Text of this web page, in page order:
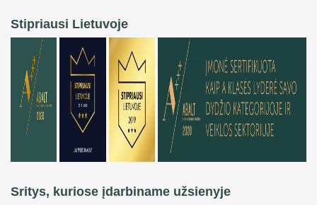
Stipriausi Lietuvoje
Sritys, kuriose įdarbiname užsienyje